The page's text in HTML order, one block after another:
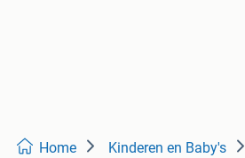
Home Kinderen en Baby's